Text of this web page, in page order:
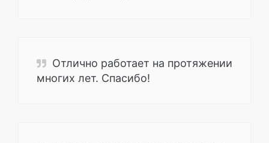
Отлично работает на протяжении
многих лет. Спасибо!